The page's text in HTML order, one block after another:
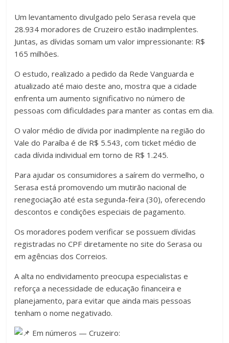
Um levantamento divulgado pelo Serasa revela que
28.934 moradores de Cruzeiro estão inadimplentes.
Juntas, as dívidas somam um valor impressionante: R$
165 milhões.
O estudo, realizado a pedido da Rede Vanguarda e
atualizado até maio deste ano, mostra que a cidade
enfrenta um aumento significativo no número de
pessoas com dificuldades para manter as contas em dia.
O valor médio de dívida por inadimplente na região do
Vale do Paraíba é de R$ 5.543, com ticket médio de
cada dívida individual em torno de R$ 1.245.
Para ajudar os consumidores a saírem do vermelho, o
Serasa está promovendo um mutirão nacional de
renegociação até esta segunda-feira (30), oferecendo
descontos e condições especiais de pagamento.
Os moradores podem verificar se possuem dívidas
registradas no CPF diretamente no site do Serasa ou
em agências dos Correios.
A alta no endividamento preocupa especialistas e
reforça a necessidade de educação financeira e
planejamento, para evitar que ainda mais pessoas
tenham o nome negativado.
Em números — Cruzeiro: